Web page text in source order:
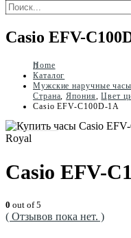
Casio EFV-
Home
Каталог
Мужские наручные часы
Страна,Япония,Цвет
Casio EFV-C100D-1A
Casio EFV-
0 out of 5
( Отзывов пока нет. )